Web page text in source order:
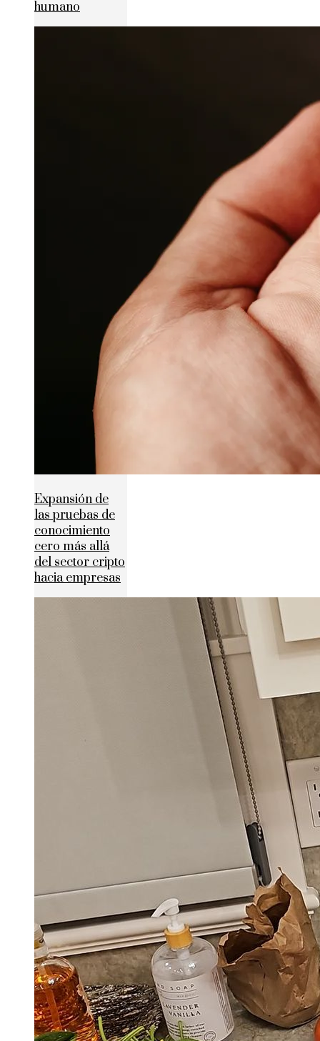
humano
Expansión de
las pruebas de
conocimiento
cero más allá
del sector cripto
hacia empresas